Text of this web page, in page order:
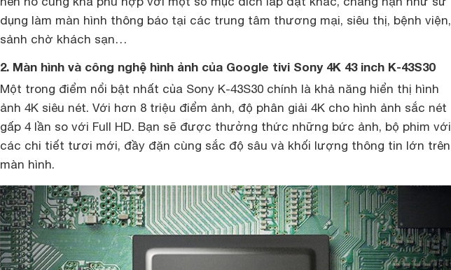
dụng làm màn hình thông báo tại các trung tâm thương mại, siêu thị, bệnh viện,
sảnh chờ khách sạn…
2. Màn hình và công nghệ hình ảnh của Google tivi Sony 4K 43 inch K-43S30
Một trong điểm nổi bật nhất của Sony K-43S30 chính là khả năng hiển thị hình
ảnh 4K siêu nét. Với hơn 8 triệu điểm ảnh, độ phân giải 4K cho hình ảnh sắc nét
gấp 4 lần so với Full HD. Bạn sẽ được thưởng thức những bức ảnh, bộ phim với
các chi tiết tươi mới, đầy đặn cùng sắc độ sâu và khối lượng thông tin lớn trên
màn hình.